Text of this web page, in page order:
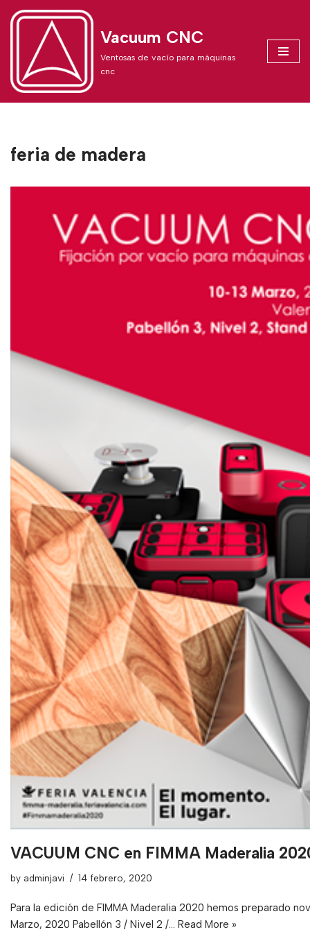
content
Vacuum CNC
Ventosas de vacío para máquinas
cnc
feria de madera
VACUUM CNC en FIMMA Maderalia
by adminjavi 14 febrero, 2020
Para la edición de FIMMA Maderalia 2020 hemos preparado
Marzo, 2020 Pabellón 3 / Nivel 2 /… Read More »